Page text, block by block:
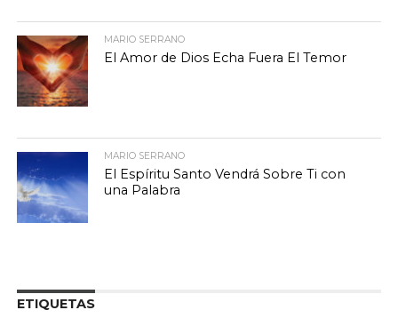
MARIO SERRANO
El Amor de Dios Echa Fuera El Temor
MARIO SERRANO
El Espíritu Santo Vendrá Sobre Ti con
una Palabra
ETIQUETAS